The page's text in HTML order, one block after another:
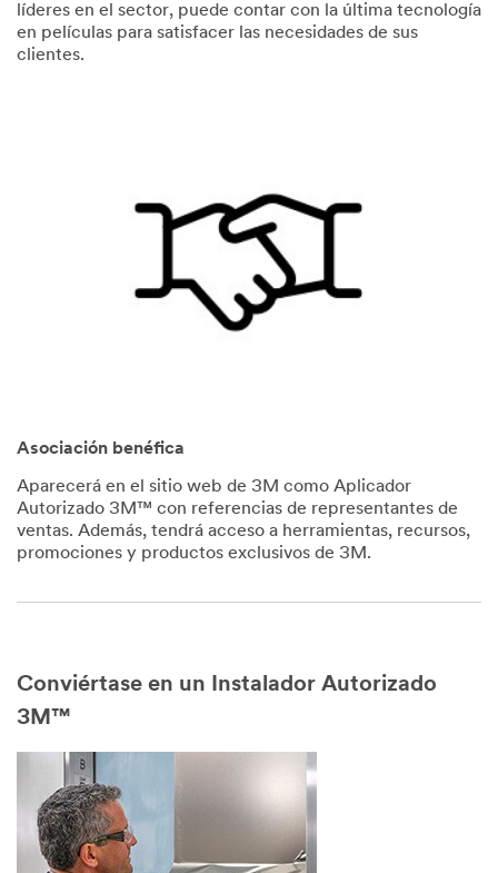
líderes en el sector, puede contar con la última tecnología
en películas para satisfacer las necesidades de sus
clientes.
Asociación benéfica
Aparecerá en el sitio web de 3M como Aplicador
Autorizado 3M™ con referencias de representantes de
ventas. Además, tendrá acceso a herramientas, recursos,
promociones y productos exclusivos de 3M.
Conviértase en un Instalador Autorizado
3M™